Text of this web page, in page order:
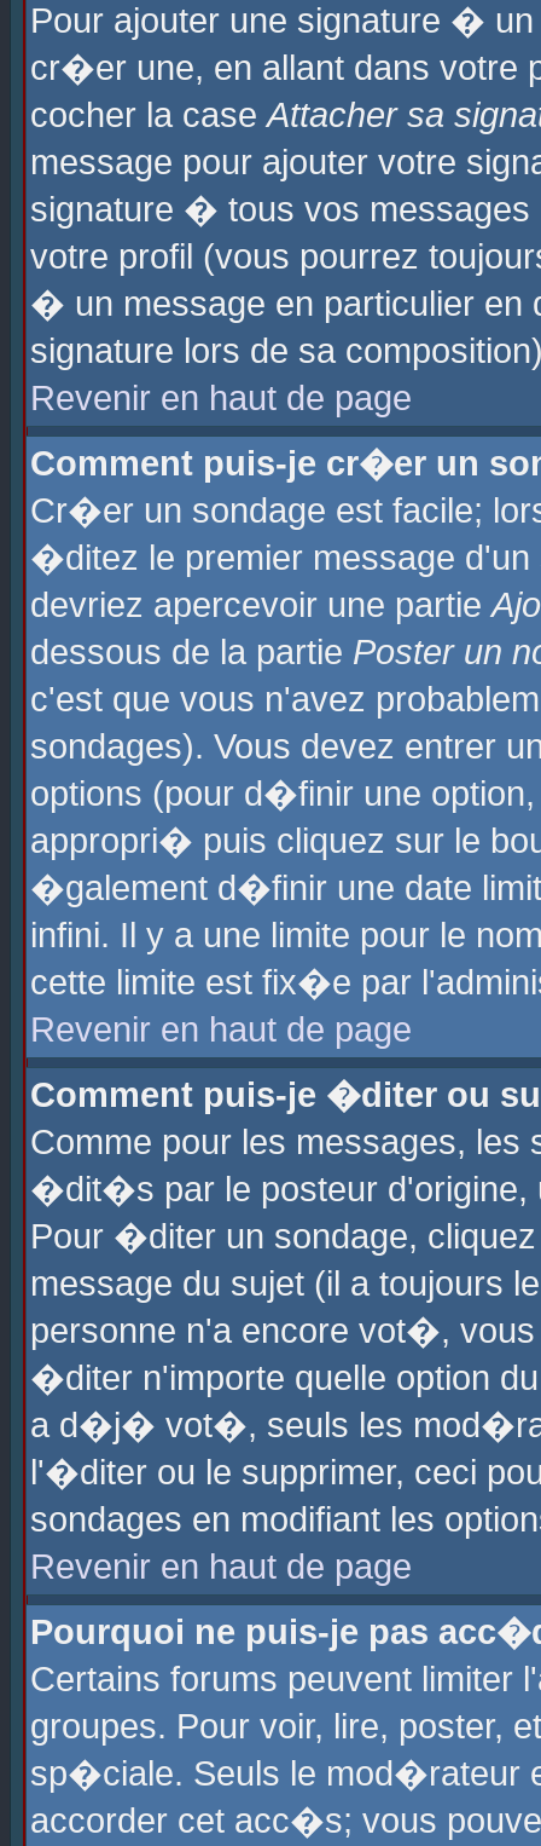
Pour ajouter une signature �
cr�er une, en allant dans
cocher la caseAttacher sa
message pour ajouter votre
signature � tous vos
votre profil (vous pourrez
� un message en particulier
signature lors de sa
Revenir en haut de page
Comment puis-je cr�er un
Cr�er un sondage est facile;
�ditez le premier message
devriez apercevoir une partie
dessous de la partie Poster un
c'est que vous n'avez
sondages). Vous devez entrer
options (pour d�finir une
appropri� puis cliquez sur le
�galement d�finir une date
infini. Il y a une limite pour le
cette limite est fix�e par
Revenir en haut de page
Comment puis-je �diter ou
Comme pour les messages,
�dit�s par le posteur d'origine,
Pour �diter un sondage,
message du sujet (il a toujours
personne n'a encore vot�,
�diter n'importe quelle option
a d�j� vot�, seuls les
l'�diter ou le supprimer, ceci
sondages en modifiant les
Revenir en haut de page
Pourquoi ne puis-je pas
Certains forums peuvent
groupes. Pour voir, lire, poster,
sp�ciale. Seuls le mod�rateur
accorder cet acc�s; vous